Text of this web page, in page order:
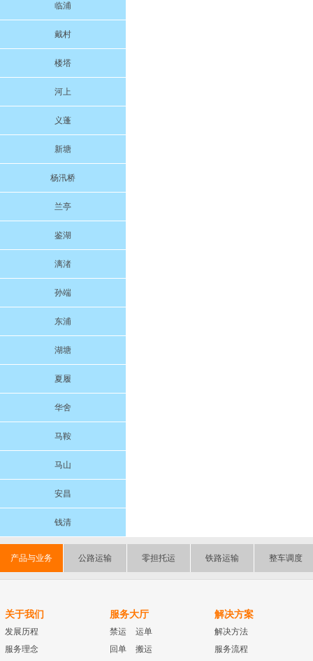
临浦
戴村
楼塔
河上
义蓬
新塘
杨汛桥
兰亭
鉴湖
漓渚
孙端
东浦
湖塘
夏履
华舍
马鞍
马山
安昌
钱清
产品与业务 公路运输 零担托运 铁路运输 整车调度
关于我们
发展历程
服务理念
服务大厅
禁运
运单
回单
搬运
解决方案
解决方法
服务流程